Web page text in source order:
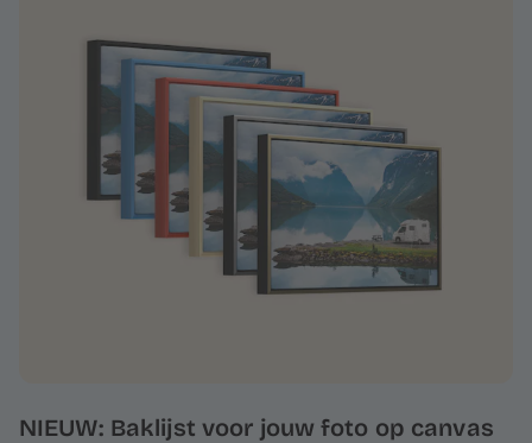
NIEUW: Baklijst voor jouw foto op canvas